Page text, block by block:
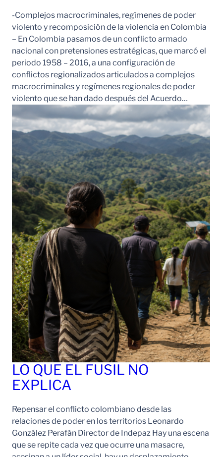
-Complejos macrocriminales, regímenes de poder
violento y recomposición de la violencia en Colombia
– En Colombia pasamos de un conflicto armado
nacional con pretensiones estratégicas, que marcó el
periodo 1958 – 2016, a una configuración de
conflictos regionalizados articulados a complejos
macrocriminales y regímenes regionales de poder
violento que se han dado después del Acuerdo…
LO QUE EL FUSIL NO
EXPLICA
Repensar el conflicto colombiano desde las
relaciones de poder en los territorios Leonardo
González Perafán Director de Indepaz Hay una escena
que se repite cada vez que ocurre una masacre,